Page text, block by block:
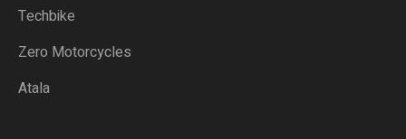
Techbike
Zero Motorcycles
Atala